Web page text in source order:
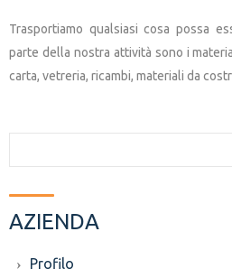
Trasportiamo qualsiasi cosa possa
parte della nostra attività sono i
carta, vetreria, ricambi, materiali da
AZIENDA
Profilo